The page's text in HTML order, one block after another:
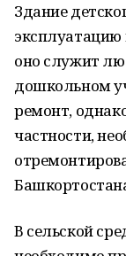
Здание
эксплуатацию
оно служит
дошкольном
ремонт,
частности,
В сельской